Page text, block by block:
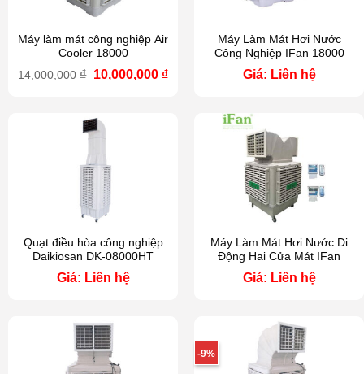
Máy làm mát công nghiệp Air
Cooler 18000
14,000,000₫ Giá
10,000,000 ₫Giá
10,000,000 ₫.
Máy Làm Mát Hơi Nước
Công Nghiệp IFan 18000
Giá: Liên hệ
Quạt điều hòa công nghiệp
Daikiosan DK-08000HT
Giá: Liên hệ
Máy Làm Mát Hơi Nước Di
Động Hai Cửa Mát IFan
Giá: Liên hệ
-9%